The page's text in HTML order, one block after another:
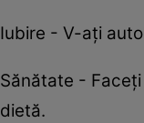
Iubire - V-ați
Sănătate -
dietă.